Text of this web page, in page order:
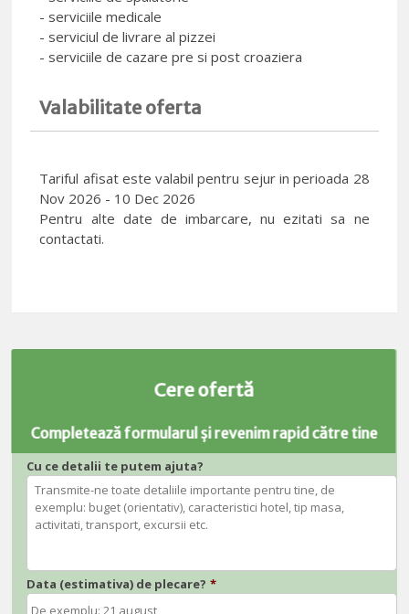
- serviciile medicale
- serviciul de livrare al pizzei
- serviciile de cazare pre si post croaziera
Valabilitate oferta
Tariful afisat este valabil pentru sejur in perioada 28
Nov 2026 - 10 Dec 2026
Pentru alte date de imbarcare, nu ezitati sa ne
contactati.
Cere ofertă
Completează formularul și revenim rapid către tine
Cu ce detalii te putem ajuta?
Data (estimativa) de plecare? *